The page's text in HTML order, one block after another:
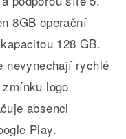
8GB operační
128 GB.
nevynechají rychlé
logo
absenci
Play.